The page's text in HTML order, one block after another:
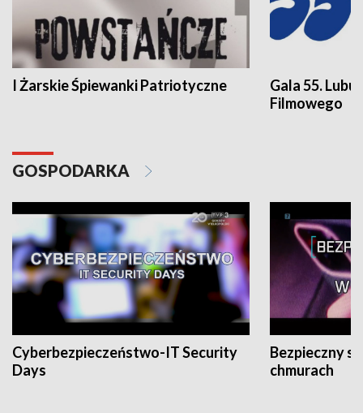
I Żarskie Śpiewanki Patriotyczne
Gala 55.
Filmowego
GOSPODARKA
Cyberbezpieczeństwo-IT Security
Days
Bezpieczny
chmurach